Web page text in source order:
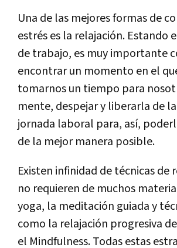
Una de las mejores formas de
estrés es la relajación. Estando
de trabajo, es muy importante
encontrar un momento en el
tomarnos un tiempo para
mente, despejar y liberarla de
jornada laboral para, así,
de la mejor manera posible.
Existen infinidad de técnicas de
no requieren de muchos
yoga, la meditación guiada y
como la relajación progresiva
el Mindfulness. Todas estas